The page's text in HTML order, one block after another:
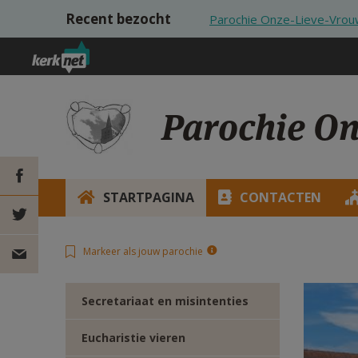
Overslaan en naar de inhoud gaan
Recent bezocht Parochie Onze-Lieve-
Parochie
STARTPAGINA CONTACTEN
Markeer als jouw parochie
DEEL OP
FACEBOOK
DEEL OP
Secretariaat en misintenties
Eucharistie vieren